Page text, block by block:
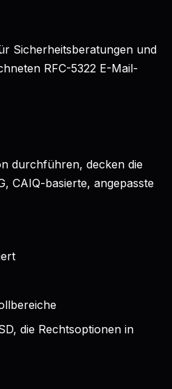
Sicherheitsberatungen und
RFC-5322 E-Mail-
durchführen, decken die
CAIQ-basierte, angepasste
die Rechtsoptionen in